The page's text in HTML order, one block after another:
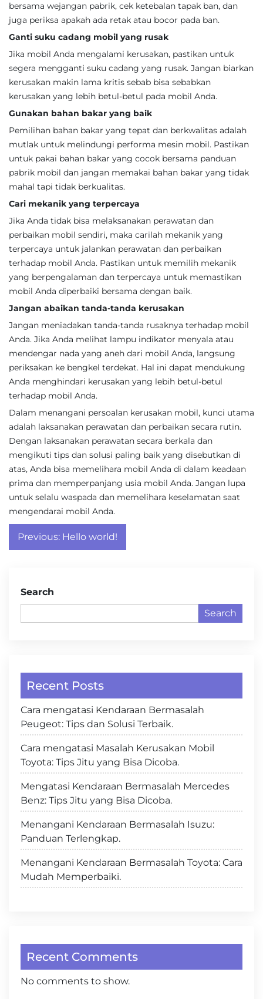
bersama wejangan pabrik, cek ketebalan tapak ban, dan
juga periksa apakah ada retak atau bocor pada ban.
Ganti suku cadang mobil yang rusak
Jika mobil Anda mengalami kerusakan, pastikan untuk
segera mengganti suku cadang yang rusak. Jangan biarkan
kerusakan makin lama kritis sebab bisa sebabkan
kerusakan yang lebih betul-betul pada mobil Anda.
Gunakan bahan bakar yang baik
Pemilihan bahan bakar yang tepat dan berkwalitas adalah
mutlak untuk melindungi performa mesin mobil. Pastikan
untuk pakai bahan bakar yang cocok bersama panduan
pabrik mobil dan jangan memakai bahan bakar yang tidak
mahal tapi tidak berkualitas.
Cari mekanik yang terpercaya
Jika Anda tidak bisa melaksanakan perawatan dan
perbaikan mobil sendiri, maka carilah mekanik yang
terpercaya untuk jalankan perawatan dan perbaikan
terhadap mobil Anda. Pastikan untuk memilih mekanik
yang berpengalaman dan terpercaya untuk memastikan
mobil Anda diperbaiki bersama dengan baik.
Jangan abaikan tanda-tanda kerusakan
Jangan meniadakan tanda-tanda rusaknya terhadap mobil
Anda. Jika Anda melihat lampu indikator menyala atau
mendengar nada yang aneh dari mobil Anda, langsung
periksakan ke bengkel terdekat. Hal ini dapat mendukung
Anda menghindari kerusakan yang lebih betul-betul
terhadap mobil Anda.
Dalam menangani persoalan kerusakan mobil, kunci utama
adalah laksanakan perawatan dan perbaikan secara rutin.
Dengan laksanakan perawatan secara berkala dan
mengikuti tips dan solusi paling baik yang disebutkan di
atas, Anda bisa memelihara mobil Anda di dalam keadaan
prima dan memperpanjang usia mobil Anda. Jangan lupa
untuk selalu waspada dan memelihara keselamatan saat
mengendarai mobil Anda.
Post
navigation
Previous: Hello world!
Search
Search
Recent Posts
Cara mengatasi Kendaraan Bermasalah
Peugeot: Tips dan Solusi Terbaik.
Cara mengatasi Masalah Kerusakan Mobil
Toyota: Tips Jitu yang Bisa Dicoba.
Mengatasi Kendaraan Bermasalah Mercedes
Benz: Tips Jitu yang Bisa Dicoba.
Menangani Kendaraan Bermasalah Isuzu:
Panduan Terlengkap.
Menangani Kendaraan Bermasalah Toyota: Cara
Mudah Memperbaiki.
Recent Comments
No comments to show.